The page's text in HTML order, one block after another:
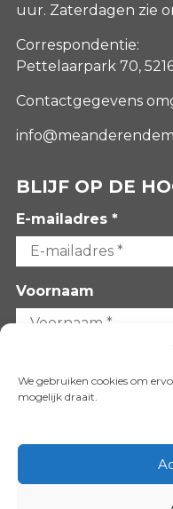
We gebruiken cookies om
mogelijk draait.
uur. Zaterdagen zie
Correspondentie:
Pettelaarpark 70,
Contactgegevens
BLIJF OP DE
E-mailadres *
Voornaam